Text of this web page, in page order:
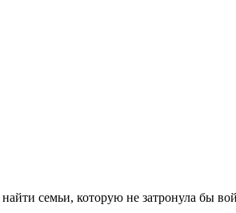
семьи, которую не затронула бы